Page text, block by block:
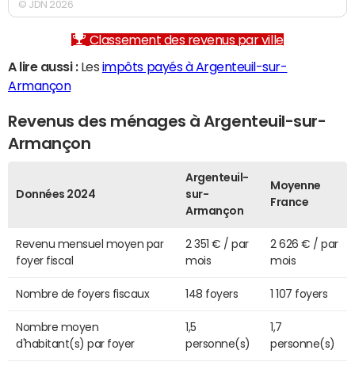
© JDN 2026
Classement des revenus par ville
A lire aussi :Les impôts payés à Argenteuil-sur-
Armançon
Revenus des ménages à Argenteuil-sur-
Armançon
Données 2024
Argenteuil-
sur-
Armançon
Moyenne
France
Revenu mensuel moyen par
foyer fiscal
2 351 € / par
mois
2 626 € / par
mois
Nombre de foyers fiscaux 148 foyers 1 107 foyers
Nombre moyen
d'habitant(s) par foyer
1,5
personne(s)
1,7
personne(s)